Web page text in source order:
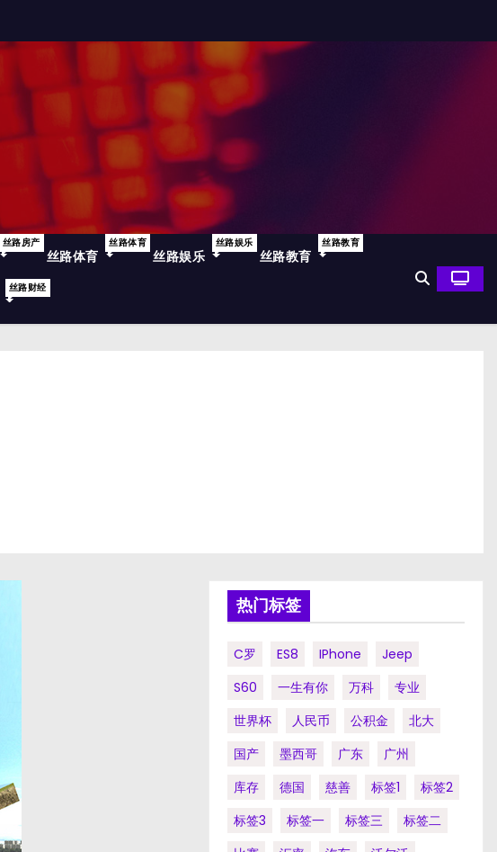
丝路房产
丝路体育
丝路体育
丝路娱乐
丝路娱乐
丝路教育
丝路教育
丝路财经
热门标签
C罗 ES8 IPhone
Jeep
S60
一生有你 万科
专业
世界杯
人民币 公积金
北大
国产
墨西哥 广东
广州
库存
德国 慈善 标签1
标签2
标签3
标签一 标签三
标签二